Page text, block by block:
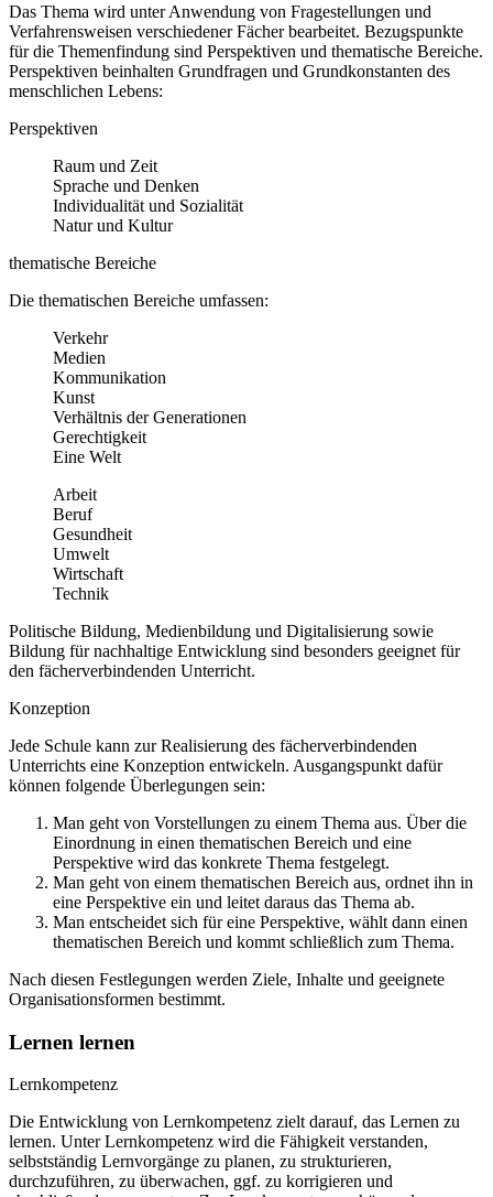
Das Thema wird unter Anwendung von Fragestellungen und
Verfahrensweisen verschiedener Fächer bearbeitet. Bezugspunkte
für die Themenfindung sind Perspektiven und thematische Bereiche.
Perspektiven beinhalten Grundfragen und Grundkonstanten des
menschlichen Lebens:
Perspektiven
Raum und Zeit
Sprache und Denken
Individualität und Sozialität
Natur und Kultur
thematische Bereiche
Die thematischen Bereiche umfassen:
Verkehr
Medien
Kommunikation
Kunst
Verhältnis der Generationen
Gerechtigkeit
Eine Welt
Arbeit
Beruf
Gesundheit
Umwelt
Wirtschaft
Technik
Politische Bildung, Medienbildung und Digitalisierung sowie
Bildung für nachhaltige Entwicklung sind besonders geeignet für
den fächerverbindenden Unterricht.
Konzeption
Jede Schule kann zur Realisierung des fächerverbindenden
Unterrichts eine Konzeption entwickeln. Ausgangspunkt dafür
können folgende Überlegungen sein:
Man geht von Vorstellungen zu einem Thema aus. Über die
Einordnung in einen thematischen Bereich und eine
Perspektive wird das konkrete Thema festgelegt.
Man geht von einem thematischen Bereich aus, ordnet ihn in
eine Perspektive ein und leitet daraus das Thema ab.
Man entscheidet sich für eine Perspektive, wählt dann einen
thematischen Bereich und kommt schließlich zum Thema.
Nach diesen Festlegungen werden Ziele, Inhalte und geeignete
Organisationsformen bestimmt.
Lernen lernen
Lernkompetenz
Die Entwicklung von Lernkompetenz zielt darauf, das Lernen zu
lernen. Unter Lernkompetenz wird die Fähigkeit verstanden,
selbstständig Lernvorgänge zu planen, zu strukturieren,
durchzuführen, zu überwachen, ggf. zu korrigieren und